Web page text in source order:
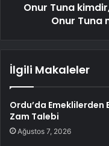
Onur Tuna
Onur Tuna
İlgili Makaleler
Ordu’da Emeklilerden
Zam Talebi
Ağustos 7, 2026